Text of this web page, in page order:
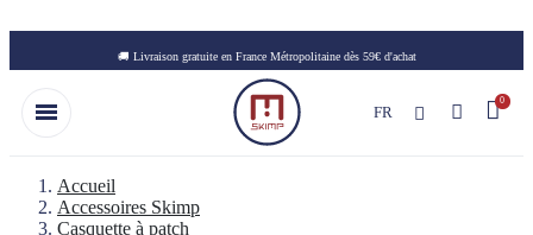
🚚 Livraison gratuite en France Métropolitaine dès 59€ d'achat
FR
Accueil
Accessoires Skimp
Casquette à patch